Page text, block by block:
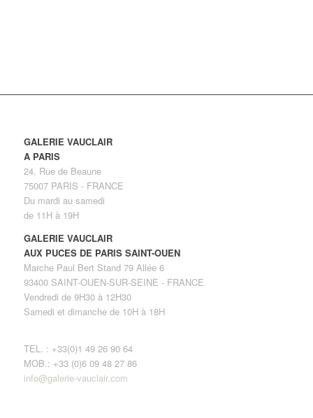
GALERIE VAUCLAIR
A PARIS
24, Rue de Beaune
75007 PARIS - FRANCE
Du mardi au samedi
de 11H à 19H
GALERIE VAUCLAIR
AUX PUCES DE PARIS SAINT-OUEN
Marche Paul Bert Stand 79 Allée 6
93400 SAINT-OUEN-SUR-SEINE - FRANCE
Vendredi de 9H30 à 12H30
Samedi et dimanche de 10H à 18H
TEL. : +33(0)1 49 26 90 64
MOB.: +33 (0)6 09 48 27 86
info@galerie-vauclair.com